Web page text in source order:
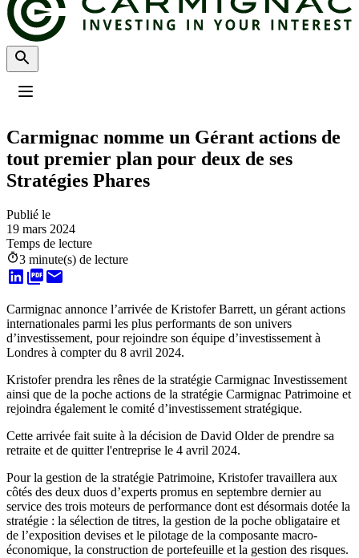
Choisissez votre profil
Le profil Investisseurs Professionnels est actuellement sélectionné.
Investisseurs Particuliers
Je souhaite investir ou m’informer.
Je suis un intermédiaire financier ou un investisseur institutionnel, et je
recherche des informations ou des solutions d'investissement.
Carmignac nomme un Gérant actions de
tout premier plan pour deux de ses
Stratégies Phares
Publié le
19 mars 2024
Temps de lecture
3 minute(s) de lecture
Carmignac annonce l’arrivée de Kristofer Barrett, un gérant actions
internationales parmi les plus performants de son univers
d’investissement, pour rejoindre son équipe d’investissement à
Londres à compter du 8 avril 2024.
Kristofer prendra les rênes de la stratégie Carmignac Investissement
ainsi que de la poche actions de la stratégie Carmignac Patrimoine et
rejoindra également le comité d’investissement stratégique.
Cette arrivée fait suite à la décision de David Older de prendre sa
retraite et de quitter l'entreprise le 4 avril 2024.
Pour la gestion de la stratégie Patrimoine, Kristofer travaillera aux
côtés des deux duos d’experts promus en septembre dernier au
service des trois moteurs de performance dont est désormais dotée la
stratégie : la sélection de titres, la gestion de la poche obligataire et
de l’exposition devises et le pilotage de la composante macro-
économique, la construction de portefeuille et la gestion des risques.